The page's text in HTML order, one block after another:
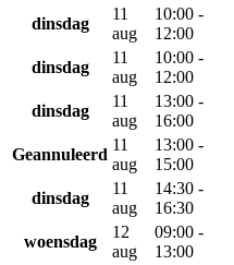
dinsdag
11
aug
10:00 -
12:00
dinsdag
11
aug
10:00 -
12:00
dinsdag
11
aug
13:00 -
16:00
Geannuleerd
11
aug
13:00 -
15:00
dinsdag
11
aug
14:30 -
16:30
woensdag
12
aug
09:00 -
13:00